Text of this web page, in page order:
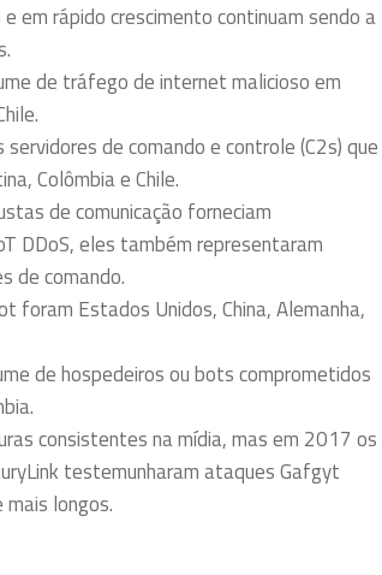
em rápido crescimento continuam sendo a
de tráfego de internet malicioso em
de comando e controle (C2s) que
Colômbia e Chile.
de comunicação forneciam
DDoS, eles também representaram
de comando.
foram Estados Unidos, China, Alemanha,
de hospedeiros ou bots comprometidos
consistentes na mídia, mas em 2017 os
testemunharam ataques Gafgyt
longos.